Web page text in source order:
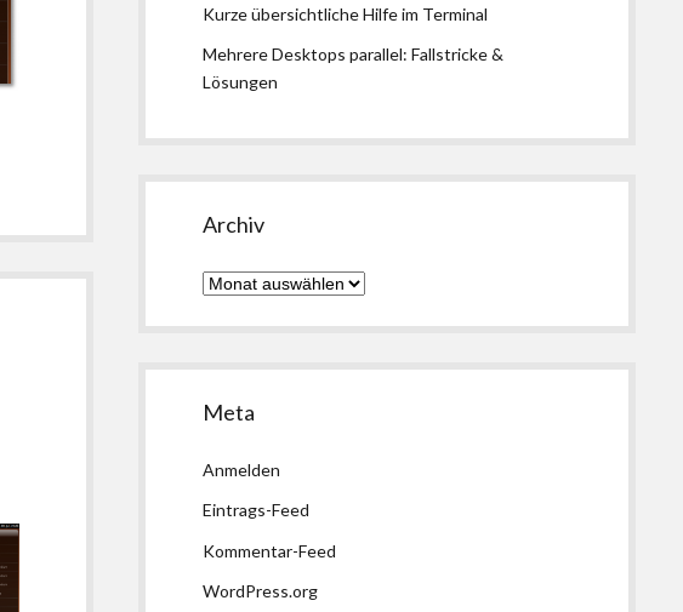
Kurze übersichtliche Hilfe im Terminal
Mehrere Desktops parallel: Fallstricke &
Lösungen
Archiv
Archiv
Meta
Anmelden
Eintrags-Feed
Kommentar-Feed
WordPress.org